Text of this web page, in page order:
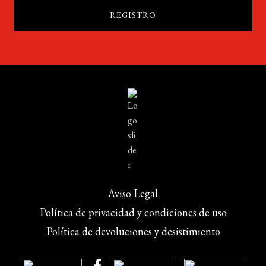
Aviso Legal
Política de privacidad y condiciones de uso
Política de devoluciones y desistimiento